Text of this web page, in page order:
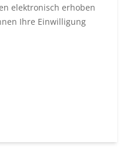
elektronisch erhoben
Ihre Einwilligung